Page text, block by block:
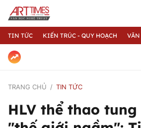
TIN TỨC KIẾN TRÚC - QUY HOẠCH VĂN
TRANG CHỦ TIN TỨC
HLV thể thao